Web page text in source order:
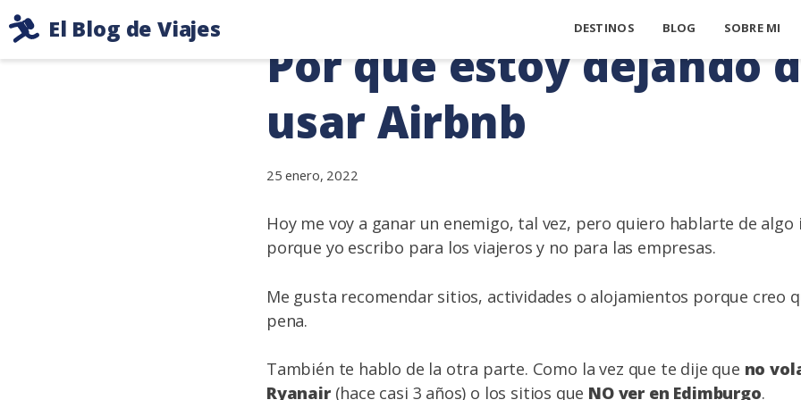
al
contenido
El Blog de Viajes
Consejos
DESTINOS BLOG SOBRE MI
Por qué estoy dejando
usar Airbnb
25 enero, 2022
Hoy me voy a ganar un enemigo, tal vez, pero quiero hablarte de
porque yo escribo para los viajeros y no para las empresas.
Me gusta recomendar sitios, actividades o alojamientos porque creo
pena.
También te hablo de la otra parte. Como la vez que te dije que no
Ryanair(hace casi 3 años) o los sitios que NO ver en Edimburgo.